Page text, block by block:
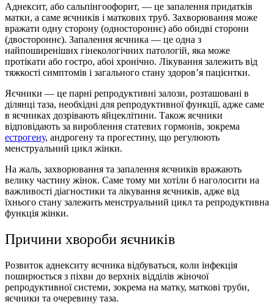
Аднексит, або сальпінгоофорит, — це запалення придатків
матки, а саме яєчників і маткових труб. Захворювання може
вражати одну сторону (одностороннє) або обидві сторони
(двостороннє). Запалення яєчника — це одна з
найпоширеніших гінекологічних патологій, яка може
протікати або гостро, абоі хронічно. Лікування залежить від
тяжкості симптомів і загального стану здоров’я пацієнтки.
Яєчники — це парні репродуктивні залози, розташовані в
ділянці таза, необхідні для репродуктивної функції, адже саме
в яєчниках дозрівають яйцеклітини. Також яєчники
відповідають за вироблення статевих гормонів, зокрема
естрогену, андрогену та прогестину, що регулюють
менструальний цикл жінки.
На жаль, захворювання та запалення яєчників вражають
велику частину жінок. Саме тому ми хотіли б наголосити на
важливості діагностики та лікування яєчників, адже від
їхнього стану залежить менструальний цикл та репродуктивна
функція жінки.
Причини хвороби яєчників
Розвиток аднекситу яєчника відбуваться, коли інфекція
поширюється з піхви до верхніх відділів жіночої
репродуктивної системи, зокрема на матку, маткові труби,
яєчники та очеревину таза.